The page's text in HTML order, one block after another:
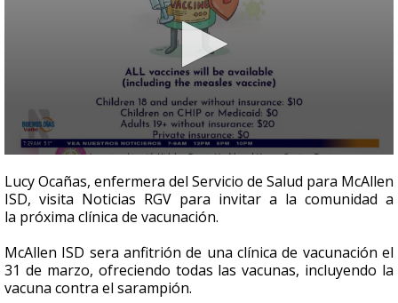
seconds
of
5
minutes,
seconds
Lucy Ocañas, enfermera del Servicio de Salud para McAllen
ISD, visita Noticias RGV para invitar a la comunidad a
la próxima clínica de vacunación.
McAllen ISD sera anfitrión de una clínica de vacunación el
31 de marzo, ofreciendo todas las vacunas, incluyendo la
vacuna contra el sarampión.